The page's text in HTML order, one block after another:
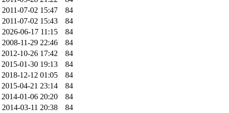
2011-07-02 15:47
84
2011-07-02 15:43
84
2026-06-17 11:15
84
2008-11-29 22:46
84
2012-10-26 17:42
84
2015-01-30 19:13
84
2018-12-12 01:05
84
2015-04-21 23:14
84
2014-01-06 20:20
84
2014-03-11 20:38
84